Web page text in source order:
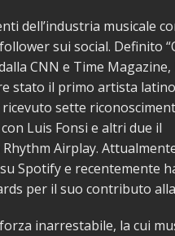
dell’industria musicale
sui social. Definito
CNN e Time Magazine,
stato il primo artista
sette
Luis Fonsi e altri due il
Airplay.
Spotify e recentemente
per il suo contributo
inarrestabile, la cui